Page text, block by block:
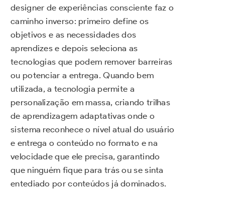
designer de experiências consciente faz o
caminho inverso: primeiro define os
objetivos e as necessidades dos
aprendizes e depois seleciona as
tecnologias que podem remover barreiras
ou potenciar a entrega. Quando bem
utilizada, a tecnologia permite a
personalização em massa, criando trilhas
de aprendizagem adaptativas onde o
sistema reconhece o nível atual do usuário
e entrega o conteúdo no formato e na
velocidade que ele precisa, garantindo
que ninguém fique para trás ou se sinta
entediado por conteúdos já dominados.